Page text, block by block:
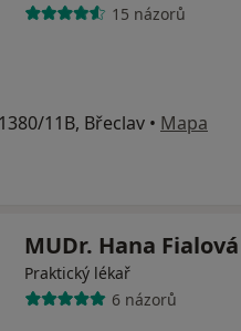
15 názorů
11B, Břeclav • Mapa
MUDr. Hana Fialová
Praktický lékař
6 názorů